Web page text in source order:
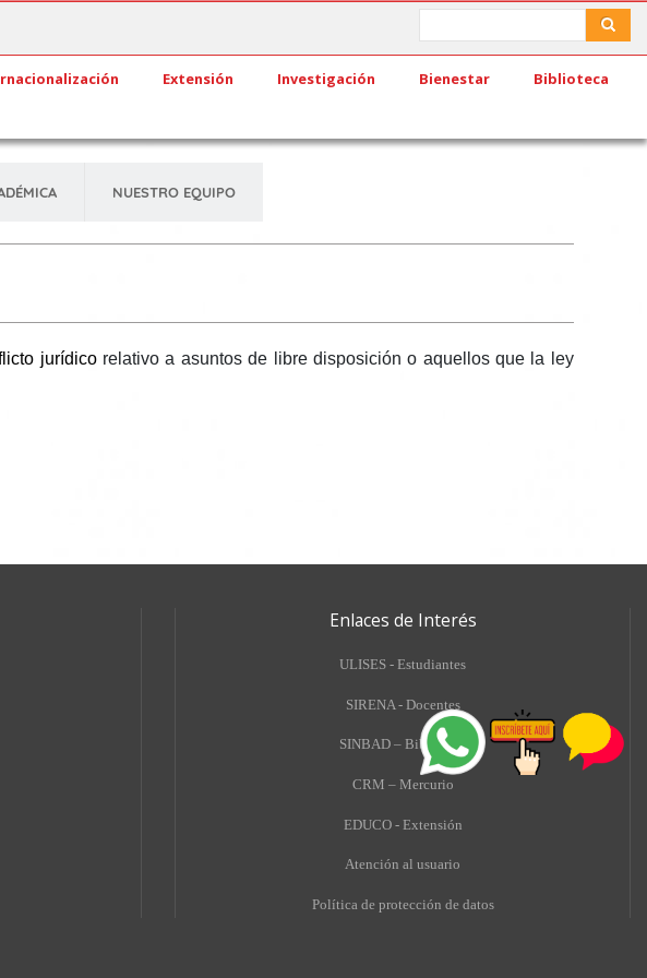
Extensión Investigación Bienestar Biblioteca
NUESTRO EQUIPO
jurídico relativo a asuntos de libre disposición o aquellos que la ley
Enlaces de Interés
ULISES - Estudiantes
SIRENA - Docentes
SINBAD – Biblioteca
CRM – Mercurio
EDUCO - Extensión
Atención al usuario
Política de protección de datos